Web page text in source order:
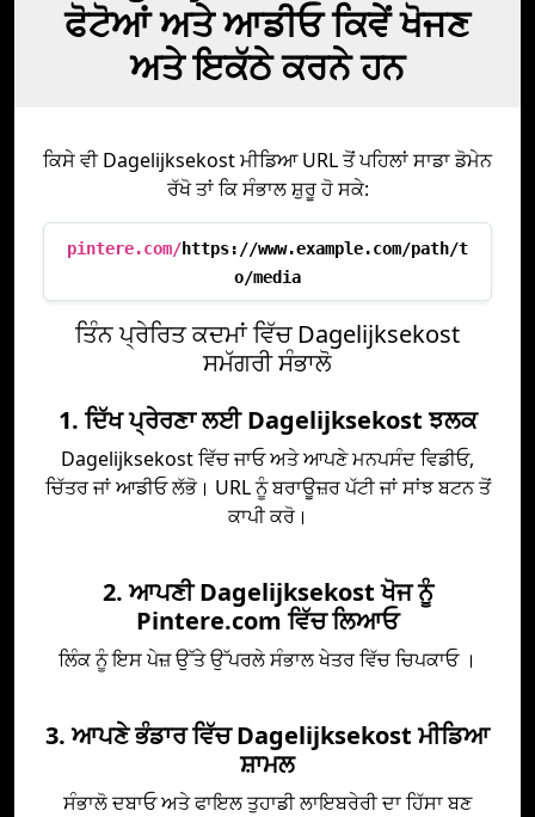
ਫੋਟੋਆਂ ਅਤੇ ਆਡੀਓ ਕਿਵੇਂ ਖੋਜਣ
ਅਤੇ ਇਕੱਠੇ ਕਰਨੇ ਹਨ
ਕਿਸੇ ਵੀ Dagelijksekost ਮੀਡਿਆ URL ਤੋਂ ਪਹਿਲਾਂ ਸਾਡਾ ਡੋਮੇਨ
ਰੱਖੋ ਤਾਂ ਕਿ ਸੰਭਾਲ ਸ਼ੁਰੂ ਹੋ ਸਕੇ:
pintere.com/https://www.example.com/path/t
o/media
ਤਿੰਨ ਪ੍ਰੇਰਿਤ ਕਦਮਾਂ ਵਿੱਚ Dagelijksekost
ਸਮੱਗਰੀ ਸੰਭਾਲੋ
1. ਦਿੱਖ ਪ੍ਰੇਰਣਾ ਲਈ Dagelijksekost ਝਲਕ
Dagelijksekost ਵਿੱਚ ਜਾਓ ਅਤੇ ਆਪਣੇ ਮਨਪਸੰਦ ਵਿਡੀਓ,
ਚਿੱਤਰ ਜਾਂ ਆਡੀਓ ਲੱਭੋ। URL ਨੂੰ ਬਰਾਊਜ਼ਰ ਪੱਟੀ ਜਾਂ ਸਾਂਝ ਬਟਨ ਤੋਂ
ਕਾਪੀ ਕਰੋ।
2. ਆਪਣੀ Dagelijksekost ਖੋਜ ਨੂੰ
Pintere.com ਵਿੱਚ ਲਿਆਓ
ਲਿੰਕ ਨੂੰ ਇਸ ਪੇਜ਼ ਉੱਤੇ ਉੱਪਰਲੇ ਸੰਭਾਲ ਖੇਤਰ ਵਿੱਚ ਚਿਪਕਾਓ ।
3. ਆਪਣੇ ਭੰਡਾਰ ਵਿੱਚ Dagelijksekost ਮੀਡਿਆ
ਸ਼ਾਮਲ
ਸੰਭਾਲੋ ਦਬਾਓ ਅਤੇ ਫਾਇਲ ਤੁਹਾਡੀ ਲਾਇਬਰੇਰੀ ਦਾ ਹਿੱਸਾ ਬਣ